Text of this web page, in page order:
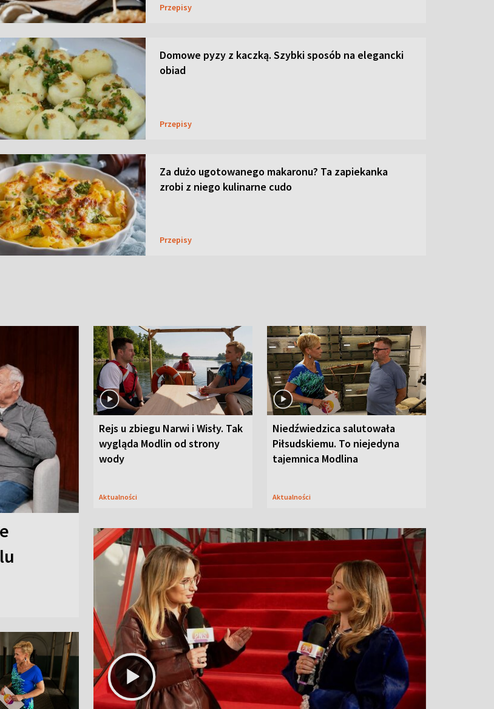
Przepisy
Domowe pyzy z kaczką. Szybki sposób na elegancki
obiad
Przepisy
Za dużo ugotowanego makaronu? Ta zapiekanka
zrobi z niego kulinarne cudo
Przepisy
Rejs u zbiegu Narwi i Wisły. Tak
wygląda Modlin od strony
wody
Aktualności
Niedźwiedzica salutowała
Piłsudskiemu. To niejedyna
tajemnica Modlina
Aktualności